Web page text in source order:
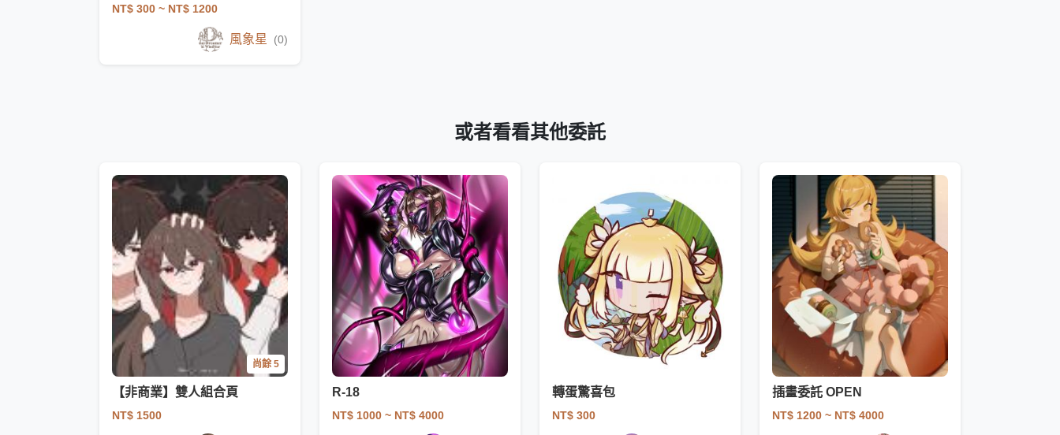
NT$ 300 ~ NT$ 1200
風象星 (0)
或者看看其他委託
尚餘 5
【非商業】雙人組合頁
NT$ 1500
R-18
NT$ 1000 ~ NT$ 4000
轉蛋驚喜包
NT$ 300
插畫委託 OPEN
NT$ 1200 ~ NT$ 4000